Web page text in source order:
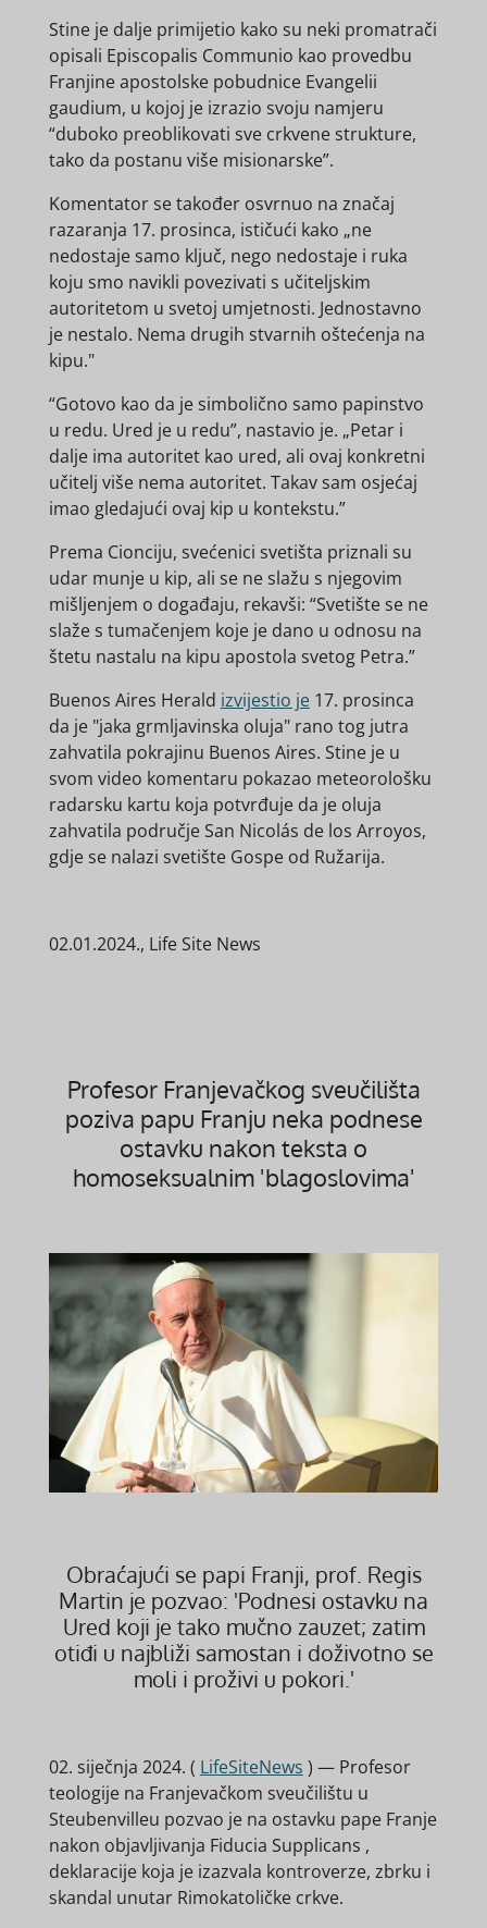
Stine je dalje primijetio kako su neki promatrači
opisali Episcopalis Communio kao provedbu
Franjineapostolske pobudnice Evangelii
gaudium, u kojoj je izrazio svoju namjeru
“duboko preoblikovati sve crkvene strukture,
tako da postanu više misionarske”.
Komentator se također osvrnuo na značaj
razaranja 17. prosinca, ističući kako „ne
nedostaje samo ključ, nego nedostaje i ruka
koju smo navikli povezivati ​​s učiteljskim
autoritetom u svetoj umjetnosti. Jednostavno
je nestalo. Nema drugih stvarnih oštećenja na
kipu."
“Gotovo kao da je simbolično samo papinstvo
u redu. Ured je u redu”, nastavio je. „Petar i
dalje ima autoritet kao ured, ali ovaj konkretni
učitelj više nema autoritet. Takav sam osjećaj
imao gledajući ovaj kip u kontekstu.”
Prema Cionciju, svećenici svetišta priznali su
udar munje u kip, ali se ne slažu s njegovim
mišljenjem o događaju, rekavši: “Svetište se ne
slaže s tumačenjem koje je dano u odnosu na
štetu nastalu na kipu apostola svetog Petra.”
Buenos Aires Herald izvijestio je17. prosinca
da je "jaka grmljavinska oluja" rano tog jutra
zahvatila pokrajinu Buenos Aires. Stine je u
svom video komentaru pokazao meteorološku
radarsku kartu koja potvrđuje da je oluja
zahvatila područje San Nicolás de los Arroyos,
gdje se nalazi svetište Gospe od Ružarija.
02.01.2024., Life Site News
Profesor Franjevačkog sveučilišta
poziva papu Franju neka podnese
ostavku nakon teksta o
homoseksualnim 'blagoslovima'
Obraćajući se papi Franji, prof. Regis
Martin je pozvao: 'Podnesi ostavku na
Ured koji je tako mučno zauzet; zatim
otiđi u najbliži samostan i doživotno se
moli i proživi u pokori.'
02. siječnja 2024. ( LifeSiteNews ) — Profesor
teologije na Franjevačkom sveučilištu u
Steubenvilleu pozvao je na ostavku pape Franje
nakon objavljivanja Fiducia Supplicans ,
deklaracije koja je izazvala kontroverze, zbrku i
skandal unutar Rimokatoličke crkve.